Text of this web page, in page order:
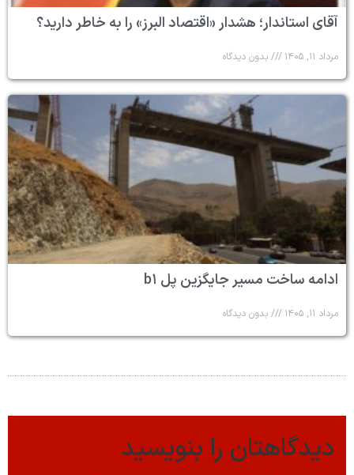
آقای استاندار؛ هشدار «اقتصاد البرز» را به خاطر دارید؟
مرداد ۱۱, ۱۴۰۵ بدون دیدگاه
ادامه ساخت مسیر جایگزین پل b۱
مرداد ۱۱, ۱۴۰۵ بدون دیدگاه
دیدگاهتان را بنویسید